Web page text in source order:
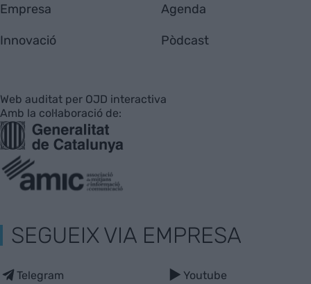
Empresa
Innovació
Agenda
Pòdcast
Web auditat per OJD interactiva
Amb la col·laboració de:
SEGUEIX VIA EMPRESA
Telegram Youtube